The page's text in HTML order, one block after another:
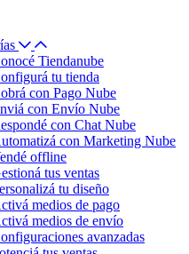
Tiendanube
tu tienda
con Pago Nube
con Envío Nube
con Chat Nube
con Marketing Nube
offline
tus ventas
tu diseño
medios de pago
medios de envío
avanzadas